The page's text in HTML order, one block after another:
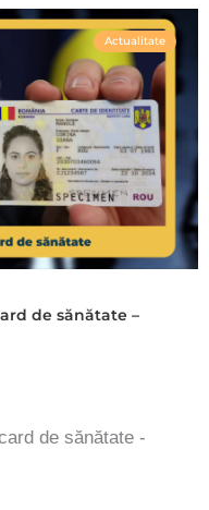
Actualitate
de sănătate –
de sănătate -